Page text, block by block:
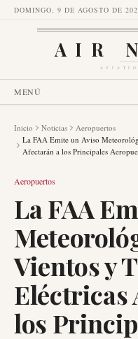
DOMINGO, 9 DE AGOSTO DE
AIR
MENÚ
Inicio Noticias
Aeropuertos
La FAA Emite un Aviso
Afectarán a los Principales
Aeropuertos
La FAA
Vientos y
Eléctricas
los